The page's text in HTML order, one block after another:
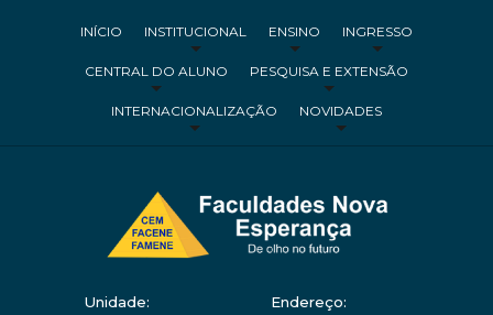
INÍCIO INSTITUCIONAL ENSINO INGRESSO
CENTRAL DO ALUNO PESQUISA E EXTENSÃO
INTERNACIONALIZAÇÃO NOVIDADES
Unidade: Endereço: